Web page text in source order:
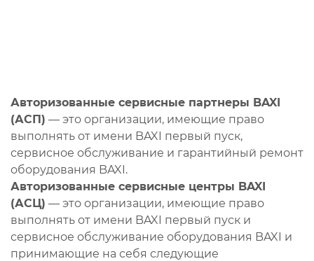
Авторизованные сервисные партнеры BAXI
(АСП) — это организации, имеющие право
выполнять от имени BAXI первый пуск,
сервисное обслуживание и гарантийный ремонт
оборудования BAXI.
Авторизованные сервисные центры BAXI
(АСЦ) — это организации, имеющие право
выполнять от имени BAXI первый пуск и
сервисное обслуживание оборудования BAXI и
принимающие на себя следующие